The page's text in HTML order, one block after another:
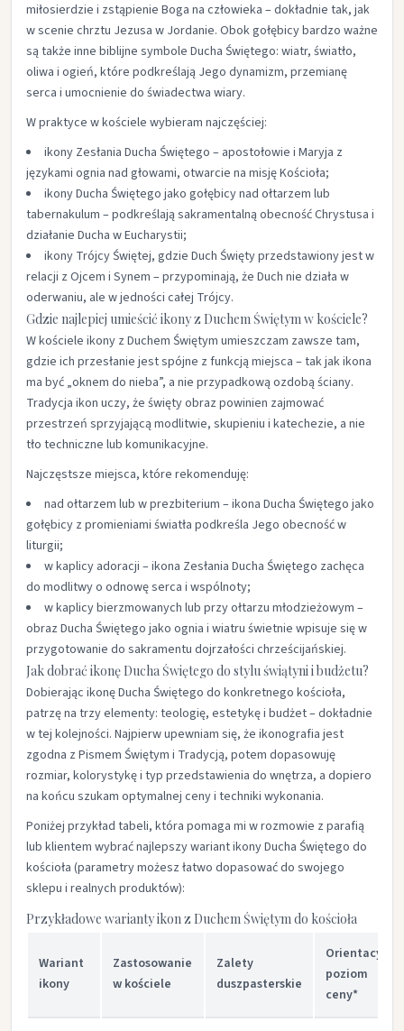
miłosierdzie i zstąpienie Boga na człowieka – dokładnie tak, jak
w scenie chrztu Jezusa w Jordanie. Obok gołębicy bardzo ważne
są także inne biblijne symbole Ducha Świętego: wiatr, światło,
oliwa i ogień, które podkreślają Jego dynamizm, przemianę
serca i umocnienie do świadectwa wiary.​
W praktyce w kościele wybieram najczęściej:
ikony Zesłania Ducha Świętego – apostołowie i Maryja z
językami ognia nad głowami, otwarcie na misję Kościoła;​
ikony Ducha Świętego jako gołębicy nad ołtarzem lub
tabernakulum – podkreślają sakramentalną obecność Chrystusa i
działanie Ducha w Eucharystii;​
ikony Trójcy Świętej, gdzie Duch Święty przedstawiony jest w
relacji z Ojcem i Synem – przypominają, że Duch nie działa w
oderwaniu, ale w jedności całej Trójcy.​
Gdzie najlepiej umieścić ikony z Duchem Świętym w kościele?
W kościele ikony z Duchem Świętym umieszczam zawsze tam,
gdzie ich przesłanie jest spójne z funkcją miejsca – tak jak ikona
ma być „oknem do nieba”, a nie przypadkową ozdobą ściany.
Tradycja ikon uczy, że święty obraz powinien zajmować
przestrzeń sprzyjającą modlitwie, skupieniu i katechezie, a nie
tło techniczne lub komunikacyjne.​
Najczęstsze miejsca, które rekomenduję:
nad ołtarzem lub w prezbiterium – ikona Ducha Świętego jako
gołębicy z promieniami światła podkreśla Jego obecność w
liturgii;​
w kaplicy adoracji – ikona Zesłania Ducha Świętego zachęca
do modlitwy o odnowę serca i wspólnoty;​
w kaplicy bierzmowanych lub przy ołtarzu młodzieżowym –
obraz Ducha Świętego jako ognia i wiatru świetnie wpisuje się w
przygotowanie do sakramentu dojrzałości chrześcijańskiej.​
Jak dobrać ikonę Ducha Świętego do stylu świątyni i budżetu?
Dobierając ikonę Ducha Świętego do konkretnego kościoła,
patrzę na trzy elementy: teologię, estetykę i budżet – dokładnie
w tej kolejności. Najpierw upewniam się, że ikonografia jest
zgodna z Pismem Świętym i Tradycją, potem dopasowuję
rozmiar, kolorystykę i typ przedstawienia do wnętrza, a dopiero
na końcu szukam optymalnej ceny i techniki wykonania.​
Poniżej przykład tabeli, która pomaga mi w rozmowie z parafią
lub klientem wybrać najlepszy wariant ikony Ducha Świętego do
kościoła (parametry możesz łatwo dopasować do swojego
sklepu i realnych produktów):
Przykładowe warianty ikon z Duchem Świętym do kościoła
Wariant
ikony
Zastosowanie
w kościele
Zalety
duszpasterskie
Orientacyjny
poziom
ceny*